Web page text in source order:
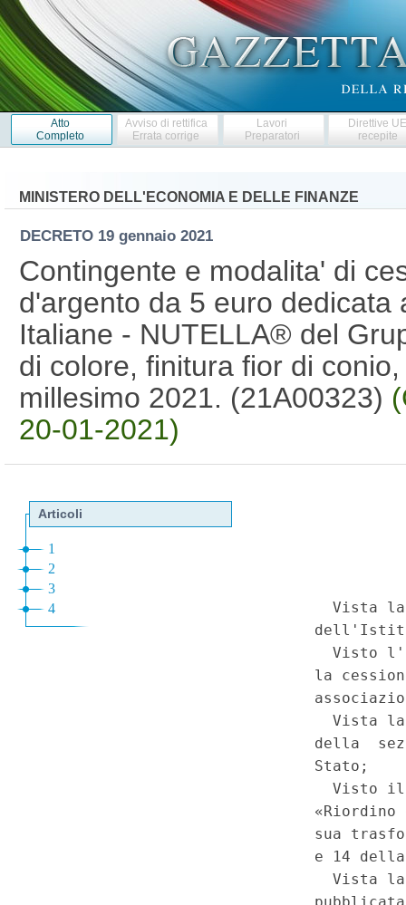
Atto
Completo
Avviso di rettifica
Errata corrige
Lavori
Preparatori
Direttive
recepite
MINISTERO DELL'ECONOMIA E DELLE FINANZE
DECRETO 19 gennaio 2021
Contingente e modalita' di
d'argento da 5 euro dedicata
Italiane - NUTELLA® del
di colore, finitura fior di
millesimo 2021. (21A00323)
20-01-2021)